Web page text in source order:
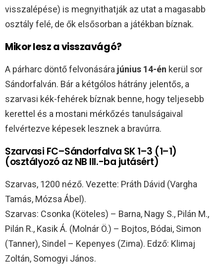
visszalépése) is megnyithatják az utat a magasabb
osztály felé, de ők elsősorban a játékban bíznak.
Mikor lesz a visszavágó?
A párharc döntő felvonására június 14-én kerül sor
Sándorfalván. Bár a kétgólos hátrány jelentős, a
szarvasi kék-fehérek bíznak benne, hogy teljesebb
kerettel és a mostani mérkőzés tanulságaival
felvértezve képesek lesznek a bravúrra.
Szarvasi FC–Sándorfalva SK 1–3 (1–1)
(osztályozó az NB III.-ba jutásért)
Szarvas, 1200 néző. Vezette: Práth Dávid (Vargha
Tamás, Mózsa Ábel).
Szarvas: Csonka (Köteles) – Barna, Nagy S., Pilán M.,
Pilán R., Kasik Á. (Molnár Ö.) – Bojtos, Bódai, Simon
(Tanner), Sindel – Kepenyes (Zima). Edző: Klimaj
Zoltán, Somogyi János.